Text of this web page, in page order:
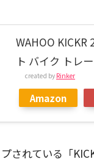
WAHOO KICKR
ト バイク トレ
created by Rinker
Amazon
されている「